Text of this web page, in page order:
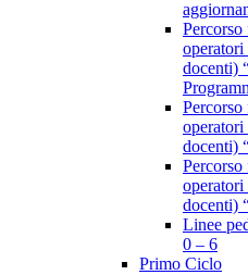
operatori
docenti)
operatori
docenti)
operatori
docenti)
Linee
0 – 6
Primo Ciclo